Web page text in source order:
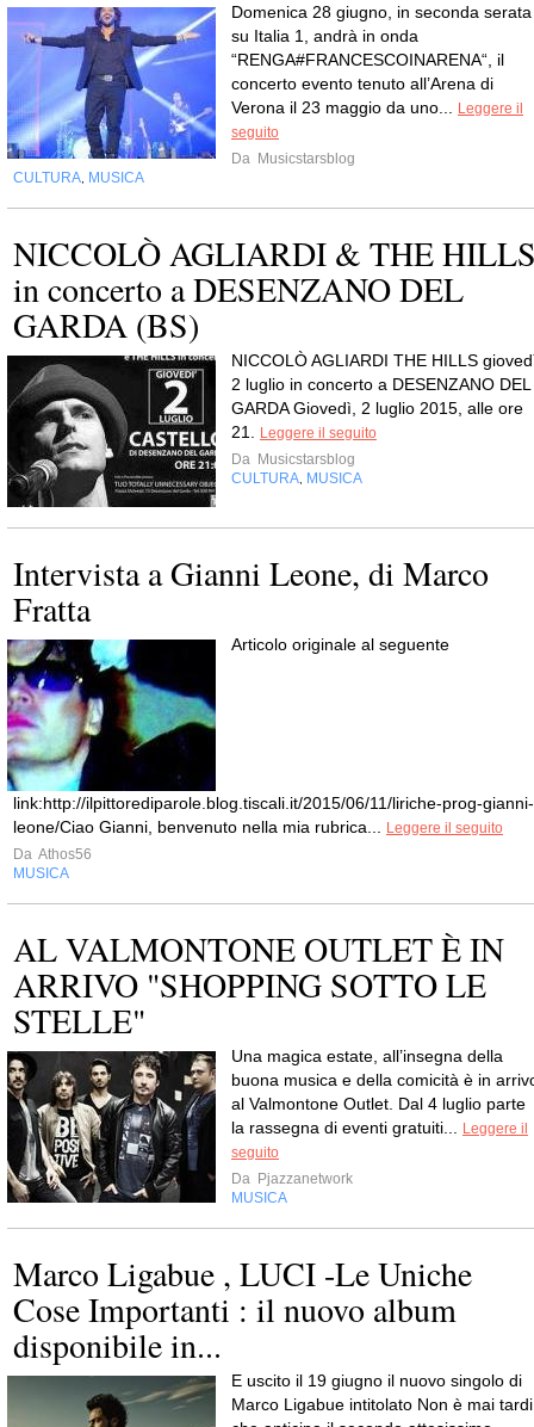
Domenica 28 giugno, in seconda serata
su Italia 1, andrà in onda
“RENGA#FRANCESCOINARENA“, il
concerto evento tenuto all’Arena di
Verona il 23 maggio da uno...
Leggere il
seguito
Da Musicstarsblog
CULTURA MUSICA
NICCOLÒ AGLIARDI & THE
in concerto a DESENZANO DEL
GARDA (BS)
NICCOLÒ AGLIARDI THE HILLS
2 luglio in concerto a DESENZANO DEL
GARDA Giovedì, 2 luglio 2015, alle ore
21.
Leggere il seguito
Da Musicstarsblog
CULTURA MUSICA
Intervista a Gianni Leone, di Marco
Fratta
Articolo originale al seguente
link:http://ilpittorediparole.blog.tiscali.it/2015/06/11/liriche-prog-gianni-
leone/Ciao Gianni, benvenuto nella mia rubrica...
Leggere il seguito
Da Athos56
MUSICA
AL VALMONTONE OUTLET È IN
ARRIVO "SHOPPING SOTTO LE
STELLE"
Una magica estate, all’insegna della
buona musica e della comicità è in
al Valmontone Outlet. Dal 4 luglio parte
la rassegna di eventi gratuiti...
Leggere il
seguito
Da Pjazzanetwork
MUSICA
Marco Ligabue , LUCI -Le Uniche
Cose Importanti : il nuovo album
disponibile in...
E uscito il 19 giugno il nuovo singolo di
Marco Ligabue intitolato Non è mai tardi